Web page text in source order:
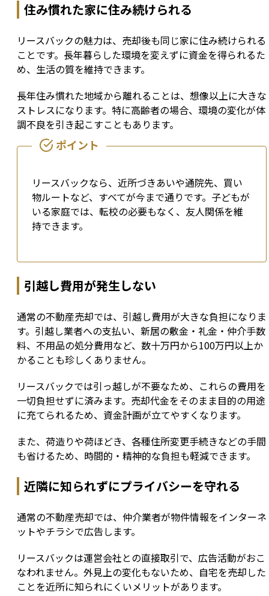
住み慣れた家に住み続けられる
リースバックの魅力は、売却後も同じ家に住み続けられる
ことです。長年暮らした環境を変えずに資金を得られるた
め、生活の質を維持できます。
長年住み慣れた地域から離れることは、想像以上に大きな
ストレスになります。特に高齢者の場合、環境の変化が体
調不良を引き起こすこともあります。
リースバックなら、近所づきあいや通院先、買い
物ルートなど、すべてが今まで通りです。子どもが
いる家庭では、転校の必要もなく、友人関係を維
持できます。
引越し費用が発生しない
通常の不動産売却では、引越し費用が大きな負担になりま
す。引越し業者への支払い、新居の敷金・礼金・仲介手数
料、不用品の処分費用など、数十万円から100万円以上か
かることも珍しくありません。
リースバックでは引っ越しが不要なため、これらの費用を
一切負担せずに済みます。売却代金をそのまま目的の用途
に充てられるため、資金計画が立てやすくなります。
また、荷造りや荷ほどき、各種住所変更手続きなどの手間
も省けるため、時間的・精神的な負担も軽減できます。
近隣に知られずにプライバシーを守れる
通常の不動産売却では、仲介業者が物件情報をインターネ
ットやチラシで広告します。
リースバックは運営会社との直接取引で、広告活動がおこ
なわれません。外見上の変化もないため、自宅を売却した
ことを近所に知られにくいメリットがあります。